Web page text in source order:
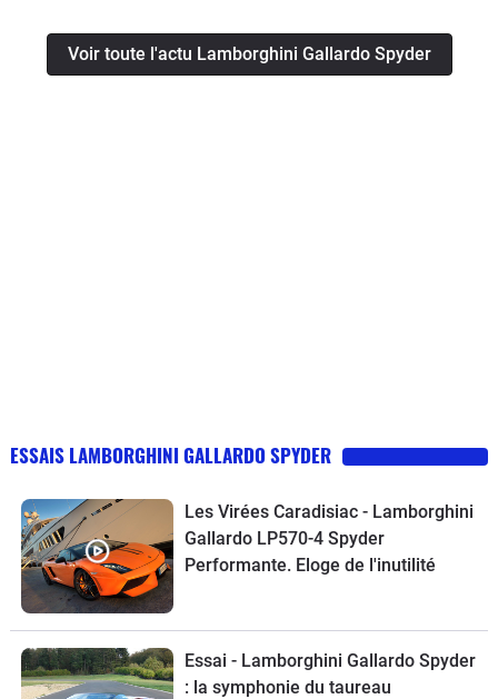
Voir toute l'actu Lamborghini Gallardo Spyder
ESSAIS LAMBORGHINI GALLARDO SPYDER
Les Virées Caradisiac - Lamborghini
Gallardo LP570-4 Spyder
Performante. Eloge de l'inutilité
Essai - Lamborghini Gallardo Spyder
: la symphonie du taureau